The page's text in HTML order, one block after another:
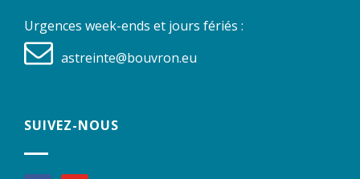
Urgences week-ends et jours fériés :
astreinte@bouvron.eu
SUIVEZ-NOUS